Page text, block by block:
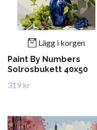
Lägg i korgen
Paint By Numbers
Solrosbukett 40x50
319 kr